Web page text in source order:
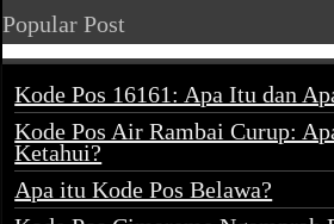
Popular Post
Kode Pos 16161: Apa Itu dan
Kode Pos Air Rambai Curup:
Ketahui?
Apa itu Kode Pos Belawa?